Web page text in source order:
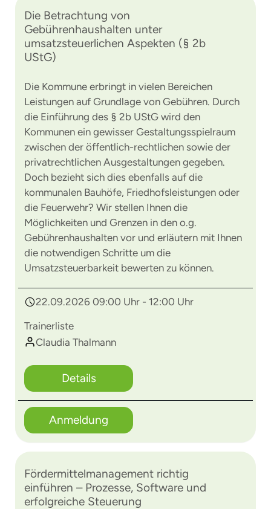
Die Betrachtung von
Gebührenhaushalten unter
umsatzsteuerlichen Aspekten (§ 2b
UStG)
Die Kommune erbringt in vielen Bereichen
Leistungen auf Grundlage von Gebühren. Durch
die Einführung des § 2b UStG wird den
Kommunen ein gewisser Gestaltungsspielraum
zwischen der öffentlich-rechtlichen sowie der
privatrechtlichen Ausgestaltungen gegeben.
Doch bezieht sich dies ebenfalls auf die
kommunalen Bauhöfe, Friedhofsleistungen oder
die Feuerwehr? Wir stellen Ihnen die
Möglichkeiten und Grenzen in den o.g.
Gebührenhaushalten vor und erläutern mit Ihnen
die notwendigen Schritte um die
Umsatzsteuerbarkeit bewerten zu können.
22.09.2026 09:00 Uhr - 12:00 Uhr
Trainerliste
Claudia Thalmann
Details
Anmeldung
Fördermittelmanagement richtig
einführen – Prozesse, Software und
erfolgreiche Steuerung